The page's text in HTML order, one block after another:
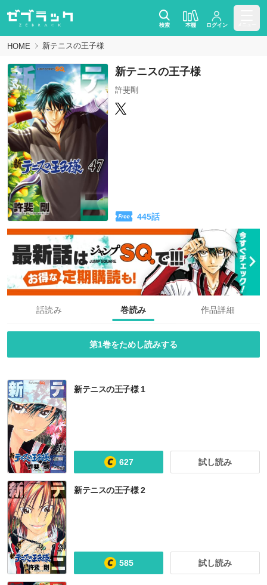
検索 本棚 ログイン
HOME 新テニスの王子様
新テニスの王子様
許斐剛
445話
話読み 巻読み 作品詳細
ダーウィンズゲーム 保健室の死神 初恋限定。
第1巻をためし読みする
新テニスの王子様 1
627 試し読み
新テニスの王子様 2
585 試し読み